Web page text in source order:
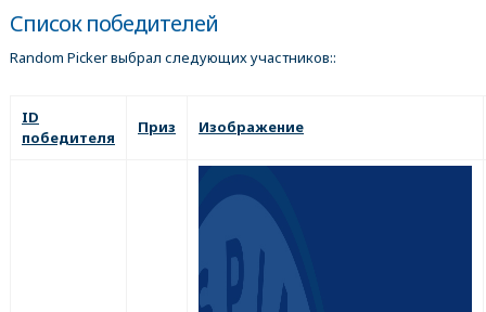
Список победителей
Random Picker выбрал следующих участников::
ID
победителя
Приз Изображение